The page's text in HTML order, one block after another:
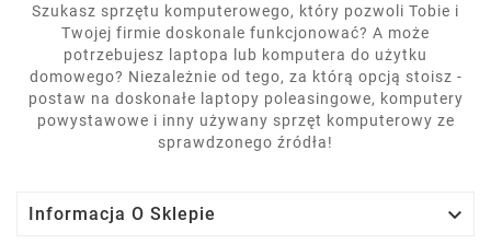
Szukasz sprzętu komputerowego, który pozwoli Tobie i
Twojej firmie doskonale funkcjonować? A może
potrzebujesz laptopa lub komputera do użytku
domowego? Niezależnie od tego, za którą opcją stoisz -
postaw na doskonałe laptopy poleasingowe, komputery
powystawowe i inny używany sprzęt komputerowy ze
sprawdzonego źródła!
Informacja O Sklepie 